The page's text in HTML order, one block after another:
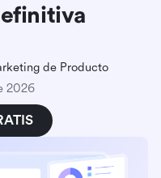
de Producto
2026